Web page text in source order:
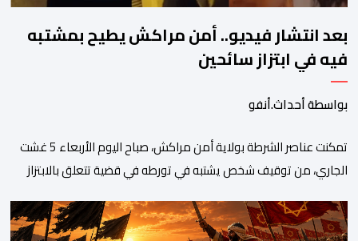
بعد انتشار فيديو.. أمن مراكش يطيح بمشتبه
فيه في ابتزاز سائحين
بواسطة أحداث.أنفو
تمكنت عناصر الشرطة بولاية أمن مراكش، صباح اليوم الأربعاء 5 غشت
الجاري، من توقيف شخص يشتبه في تورطه في قضية تتعلق بالابتزاز
سائحين أجنبيين للابتزاز بالمدينة العتيقة بمراكش، وطالبهما بمبلغ مالي